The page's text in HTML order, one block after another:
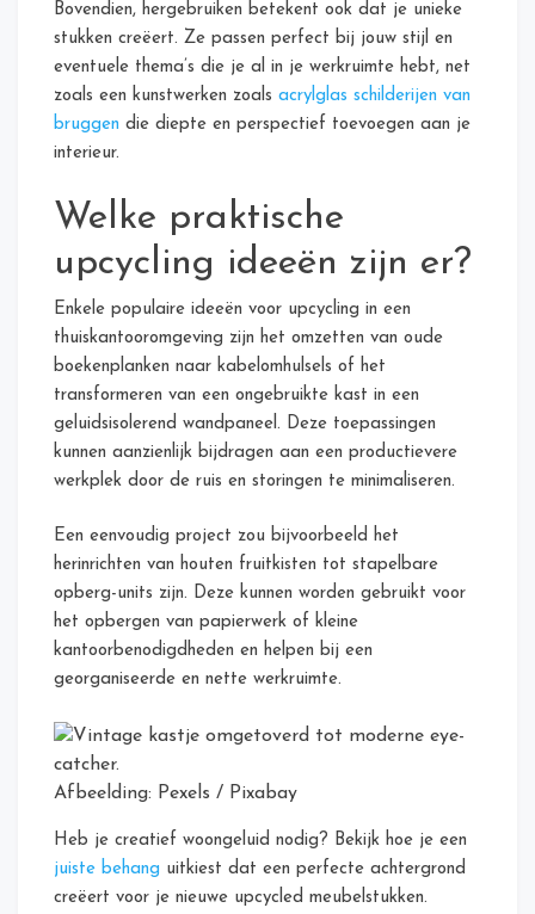
Bovendien, hergebruiken betekent ook dat je unieke
stukken creëert. Ze passen perfect bij jouw stijl en
eventuele thema’s die je al in je werkruimte hebt, net
zoals een kunstwerken zoals acrylglas schilderijen van
bruggen die diepte en perspectief toevoegen aan je
interieur.
Welke praktische
upcycling ideeën zijn er?
Enkele populaire ideeën voor upcycling in een
thuiskantooromgeving zijn het omzetten van oude
boekenplanken naar kabelomhulsels of het
transformeren van een ongebruikte kast in een
geluidsisolerend wandpaneel. Deze toepassingen
kunnen aanzienlijk bijdragen aan een productievere
werkplek door de ruis en storingen te minimaliseren.
Een eenvoudig project zou bijvoorbeeld het
herinrichten van houten fruitkisten tot stapelbare
opberg-units zijn. Deze kunnen worden gebruikt voor
het opbergen van papierwerk of kleine
kantoorbenodigdheden en helpen bij een
georganiseerde en nette werkruimte.
Afbeelding: Pexels / Pixabay
Heb je creatief woongeluid nodig? Bekijk hoe je een
juiste behang uitkiest dat een perfecte achtergrond
creëert voor je nieuwe upcycled meubelstukken.